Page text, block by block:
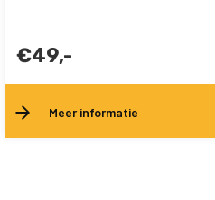
€49,-
Meer informatie